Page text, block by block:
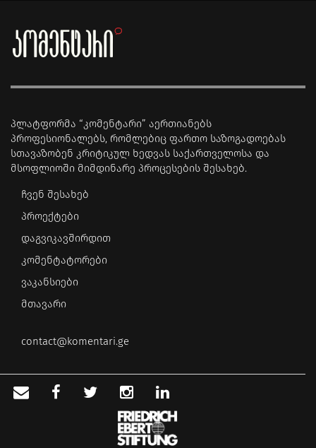
პლატფორმა “კომენტარი” აერთიანებს
პროფესიონალებს, რომლებიც ფართო საზოგადოებას
სთავაზობენ კრიტიკულ ხედვას საქართველოსა და
მსოფლიოში მიმდინარე პროცესების შესახებ.
ჩვენ შესახებ
პროექტები
დაგვიკავშირდით
კომენტატორები
ვაკანსიები
მთავარი
contact@komentari.ge